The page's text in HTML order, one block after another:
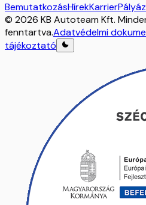
BemutatkozásHírekKarrier
© 2026 KB Autoteam Kft.
fenntartva.Adatvédelmi
tájékoztató